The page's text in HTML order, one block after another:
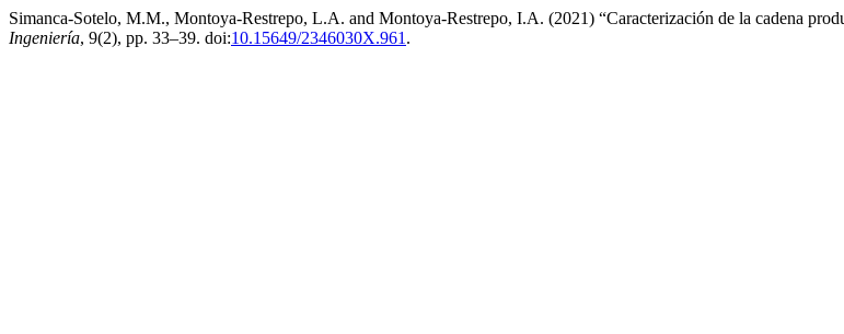
Simanca-Sotelo, M.M., Montoya-Restrepo, L.A. and Montoya-Restrepo, I.A. (2021) “Caracterización de la cadena
Ingeniería, 9(2), pp. 33–39. doi:10.15649/2346030X.961 .